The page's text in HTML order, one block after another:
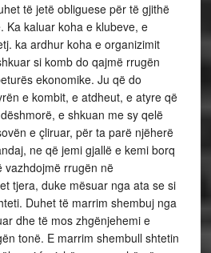
të jetë obliguese për të gjithë
Ka kaluar koha e klubeve, e
ka ardhur koha e organizimit
si komb do qajmë rrugën
ekonomike. Ju që do
e kombit, e atdheut, e atyre që
e shkuan me sy qelë
e çliruar, për ta parë njëherë
ne që jemi gjallë e kemi borq
vazhdojmë rrugën në
tjera, duke mësuar nga ata se si
Duhet të marrim shembuj nga
dhe të mos zhgënjehemi e
tonë. E marrim shembull shtetin